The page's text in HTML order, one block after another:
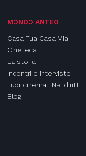
MONDO ANTEO
Casa Tua Casa Mia
Cineteca
La storia
Incontri e interviste
Fuoricinema | Nei diritti
Blog